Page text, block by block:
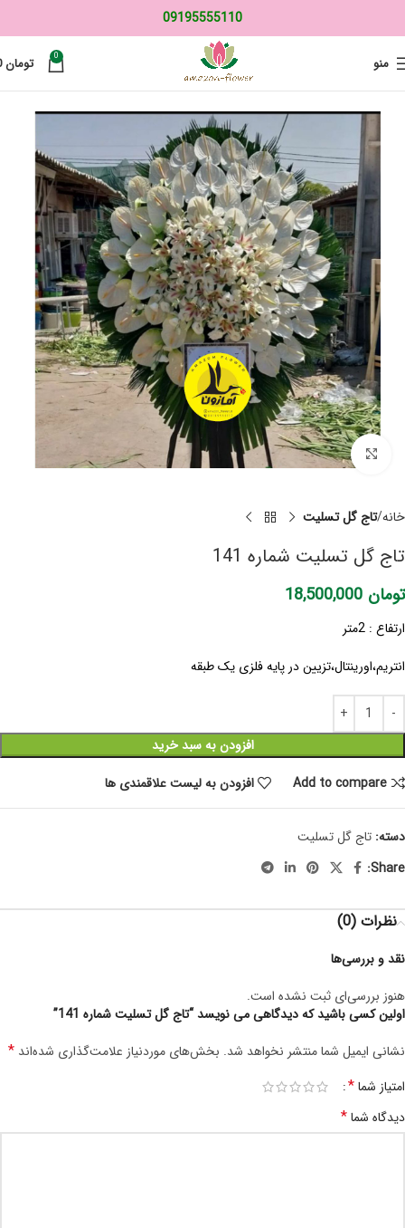
09195555110
منو 0 تومان0
برای بزرگنمایی کلیک کنید
خانه تاج گل تسلیت
تاج گل تسلیت شماره 141
تومان
ارتفاع : 2متر
انتریم،اورینتال،تزیین در پایه فلزی یک طبقه
افزودن به سبد خرید
Add to compare
افزودن به لیست علاقمندی ها
دسته: تاج گل تسلیت
Share:
نظرات (0)
نقد و بررسی‌ها
هنوز بررسی‌ای ثبت نشده است.
اولین کسی باشید که دیدگاهی می نویسد “تاج گل تسلیت شماره 141”
نشانی ایمیل شما منتشر نخواهد شد. بخش‌های موردنیاز علامت‌گذاری شده‌اند *
امتیاز شما*
دیدگاه شما*